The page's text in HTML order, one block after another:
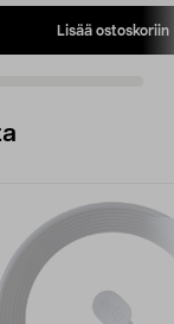
Lisää ostoskoriin